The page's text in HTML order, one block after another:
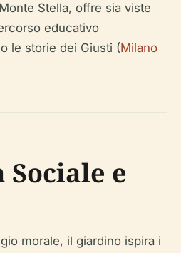
Stella, offre sia viste
educativo
le storie dei Giusti (Milano
e
morale, il giardino ispira i